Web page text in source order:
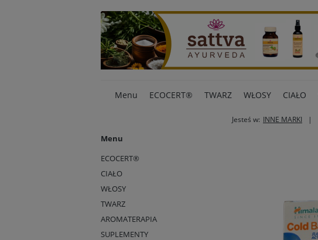
Menu ECOCERT® TWARZ WŁOSY CIAŁO
Jesteś w: INNE MARKI
Menu
ECOCERT®
CIAŁO
WŁOSY
TWARZ
AROMATERAPIA
SUPLEMENTY